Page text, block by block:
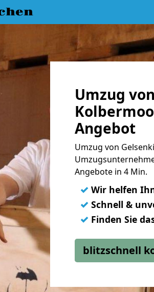
Umzug
Angebot
Umzug von
Angebote in 4 Min.
✓ Wir helfen
✓ Schnell &
✓ Finden Sie
blitzschnell